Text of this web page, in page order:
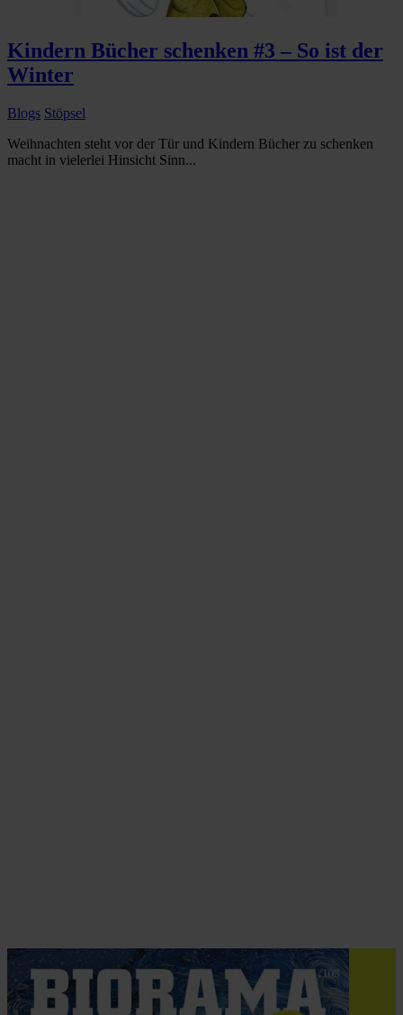
Kindern Bücher schenken #3 – So ist der
Winter
Blogs Stöpsel
Weihnachten steht vor der Tür und Kindern Bücher zu schenken
macht in vielerlei Hinsicht Sinn...